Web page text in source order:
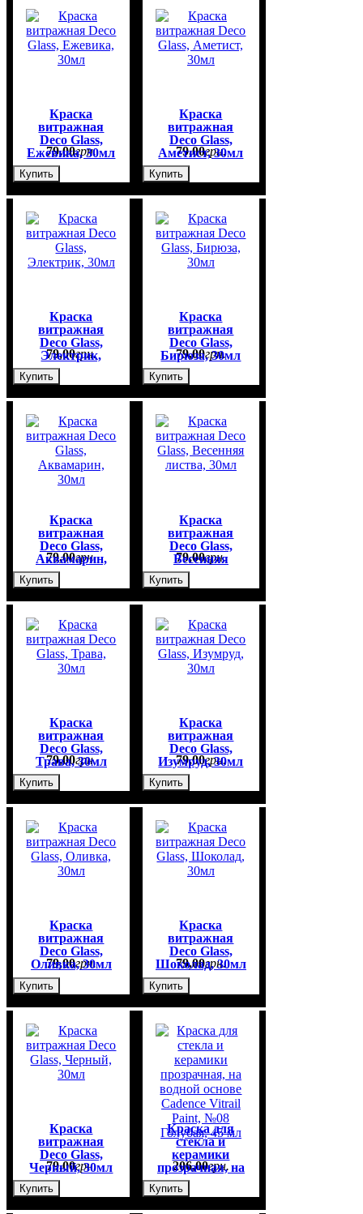
Краска
витражная
Deco Glass,
Ежевика, 30мл
79,00грн.
Купить
Краска
витражная
Deco Glass,
Аметист, 30мл
79,00грн.
Купить
Краска
витражная
Deco Glass,
Электрик,
30мл
79,00грн.
Купить
Краска
витражная
Deco Glass,
Бирюза, 30мл
79,00грн.
Купить
Краска
витражная
Deco Glass,
Аквамарин,
30мл
79,00грн.
Купить
Краска
витражная
Deco Glass,
Весенняя
листва, 30мл
79,00грн.
Купить
Краска
витражная
Deco Glass,
Трава, 30мл
79,00грн.
Купить
Краска
витражная
Deco Glass,
Изумруд, 30мл
79,00грн.
Купить
Краска
витражная
Deco Glass,
Оливка, 30мл
79,00грн.
Купить
Краска
витражная
Deco Glass,
Шоколад, 30мл
79,00грн.
Купить
Краска
витражная
Deco Glass,
Черный, 30мл
79,00грн.
Купить
Краска для
стекла и
керамики
прозрачная, на
водной основе
Cadence Vitrail
206,00грн.
Купить